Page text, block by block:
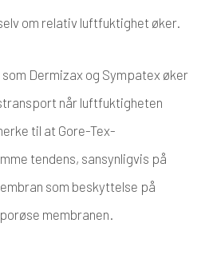
om relativ luftfuktighet øker.
Dermizax og Sympatex øker
når luftfuktigheten
til at Gore-Tex-
tendens, sansynligvis på
som beskyttelse på
membranen.